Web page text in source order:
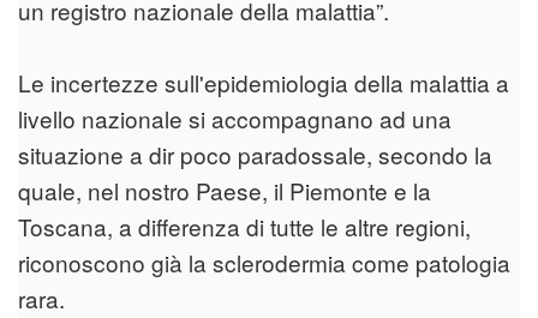
un registro nazionale della malattia”.
Le incertezze sull'epidemiologia della malattia a
livello nazionale si accompagnano ad una
situazione a dir poco paradossale, secondo la
quale, nel nostro Paese, il Piemonte e la
Toscana, a differenza di tutte le altre regioni,
riconoscono già la sclerodermia come patologia
rara.